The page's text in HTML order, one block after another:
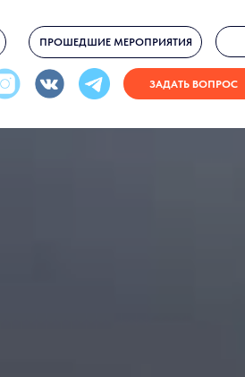
ПРОШЕДШИЕ МЕРОПРИЯТИЯ
ЗАДАТЬ ВОПРОС